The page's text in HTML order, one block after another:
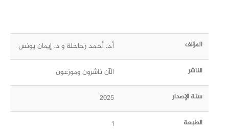
المؤلف أ.د. أحمد رحاحلة و د. إيمان يونس
الناشر الآن ناشرون وموزعون
سنة الإصدار 2025
الطبعة 1